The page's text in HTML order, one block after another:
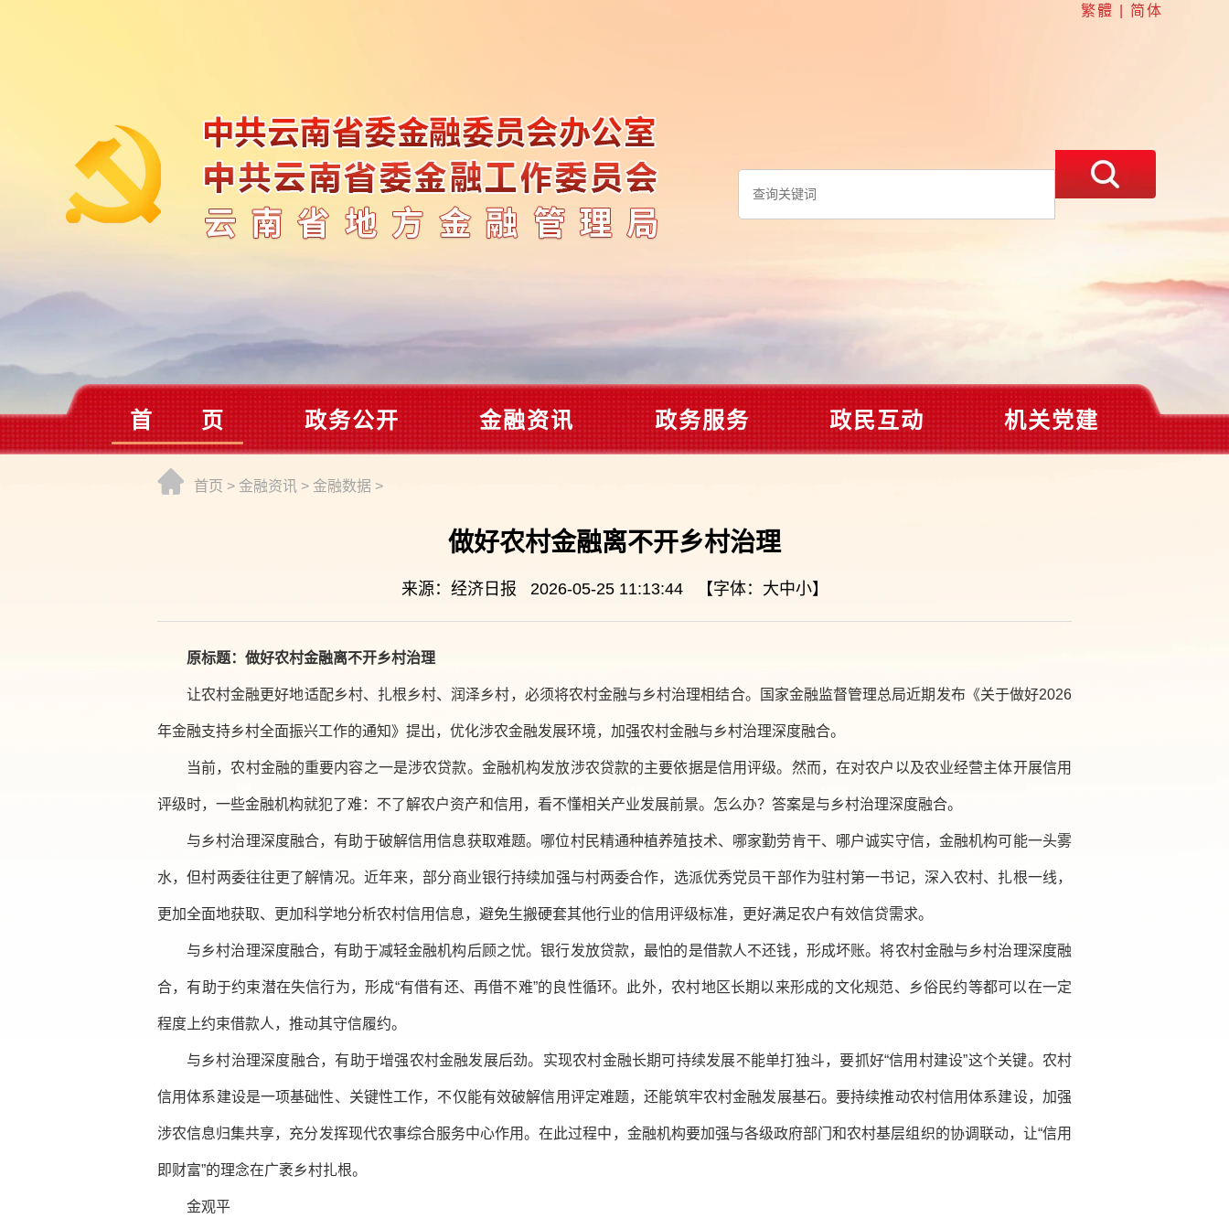
繁體 简体
首 页 政务公开 金融资讯 政务服务 政民互动 机关党建
首页 > 金融资讯 > 金融数据 >
做好农村金融离不开乡村治理
来源：经济日报 2026-05-25 11:13:44 【字体： 大中小】
原标题：做好农村金融离不开乡村治理
让农村金融更好地适配乡村、扎根乡村、润泽乡村，必须将农村金融与乡村治理相结合。国家金融监督管理总局近期发布《关于做好2026
年金融支持乡村全面振兴工作的通知》提出，优化涉农金融发展环境，加强农村金融与乡村治理深度融合。
当前，农村金融的重要内容之一是涉农贷款。金融机构发放涉农贷款的主要依据是信用评级。然而，在对农户以及农业经营主体开展信用
评级时，一些金融机构就犯了难：不了解农户资产和信用，看不懂相关产业发展前景。怎么办？答案是与乡村治理深度融合。
与乡村治理深度融合，有助于破解信用信息获取难题。哪位村民精通种植养殖技术、哪家勤劳肯干、哪户诚实守信，金融机构可能一头雾
水，但村两委往往更了解情况。近年来，部分商业银行持续加强与村两委合作，选派优秀党员干部作为驻村第一书记，深入农村、扎根一线，
更加全面地获取、更加科学地分析农村信用信息，避免生搬硬套其他行业的信用评级标准，更好满足农户有效信贷需求。
与乡村治理深度融合，有助于减轻金融机构后顾之忧。银行发放贷款，最怕的是借款人不还钱，形成坏账。将农村金融与乡村治理深度融
合，有助于约束潜在失信行为，形成“有借有还、再借不难”的良性循环。此外，农村地区长期以来形成的文化规范、乡俗民约等都可以在一定
程度上约束借款人，推动其守信履约。
与乡村治理深度融合，有助于增强农村金融发展后劲。实现农村金融长期可持续发展不能单打独斗，要抓好“信用村建设”这个关键。农村
信用体系建设是一项基础性、关键性工作，不仅能有效破解信用评定难题，还能筑牢农村金融发展基石。要持续推动农村信用体系建设，加强
涉农信息归集共享，充分发挥现代农事综合服务中心作用。在此过程中，金融机构要加强与各级政府部门和农村基层组织的协调联动，让“信用
即财富”的理念在广袤乡村扎根。
金观平